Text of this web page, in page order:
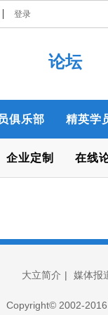
登录
论坛
俱乐部 精英学
企业定制 在线
大立简介 | 媒体报
Copyright© 2002-